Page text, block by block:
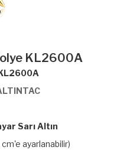
KL2600A
Sarı Altın
ayarlanabilir)